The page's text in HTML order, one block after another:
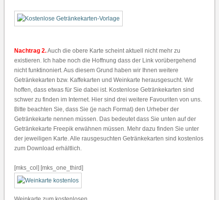
Nachtrag 2.Auch die obere Karte scheint aktuell nicht mehr zu
existieren. Ich habe noch die Hoffnung dass der Link vorübergehend
nicht funktinoniert. Aus diesem Grund haben wir Ihnen weitere
Getränkekarten bzw. Kaffekarten und Weinkarte herausgesucht. Wir
hoffen, dass etwas für Sie dabei ist. Kostenlose Getränkekarten sind
schwer zu finden im Internet. Hier sind drei weitere Favouriten von uns.
Bitte beachten Sie, dass Sie (je nach Format) den Urheber der
Getränkekarte nennen müssen. Das bedeutet dass Sie unten auf der
Getränkekarte Freepik erwähnen müssen. Mehr dazu finden Sie unter
der jeweiligen Karte. Alle rausgesuchten Getränkekarten sind kostenlos
zum Download erhältlich.
[mks_col] [mks_one_third]